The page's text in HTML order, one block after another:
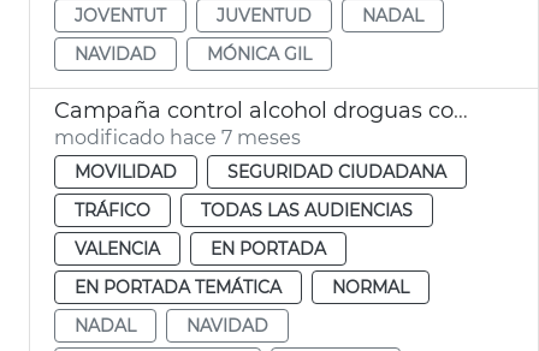
JOVENTUT
JUVENTUD
NADAL
NAVIDAD
MÓNICA GIL
Campaña control alcohol droguas comidas empresa Navidad
modificado hace 7 meses
MOVILIDAD
SEGURIDAD CIUDADANA
TRÁFICO
TODAS LAS AUDIENCIAS
VALENCIA
EN PORTADA
EN PORTADA TEMÁTICA
NORMAL
NADAL
NAVIDAD